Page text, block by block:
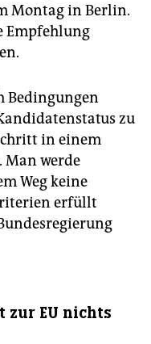
Montag in Berlin.
Empfehlung
Bedingungen
zu
in einem
werde
Weg keine
erfüllt
zur EU nichts